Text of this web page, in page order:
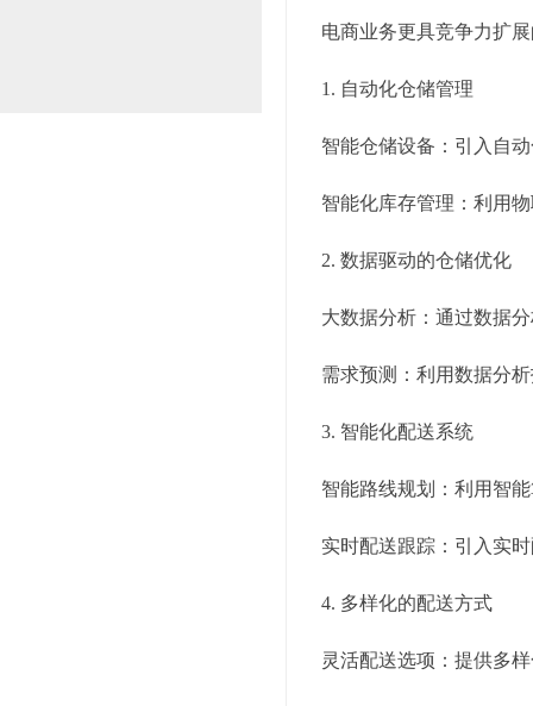
电商业务更具竞争力扩
1. 自动化仓储管理
智能仓储设备：引入自
智能化库存管理：利用
2. 数据驱动的仓储优化
大数据分析：通过数据
需求预测：利用数据分
3. 智能化配送系统
智能路线规划：利用智
实时配送跟踪：引入实
4. 多样化的配送方式
灵活配送选项：提供多